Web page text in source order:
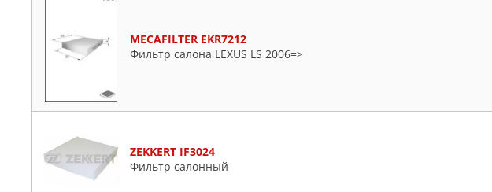
MECAFILTER EKR7212
Фильтр салона LEXUS LS 2006=>
ZEKKERT IF3024
Фильтр салонный